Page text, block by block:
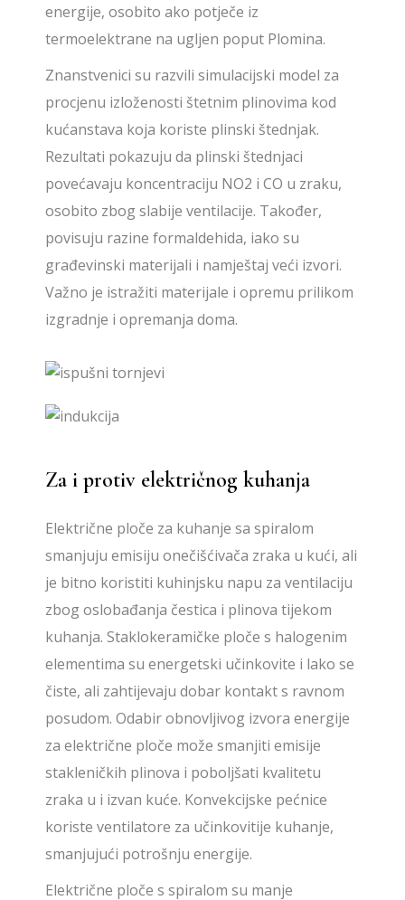
energije, osobito ako potječe iz
termoelektrane na ugljen poput Plomina.
Znanstvenici su razvili simulacijski model za
procjenu izloženosti štetnim plinovima kod
kućanstava koja koriste plinski štednjak.
Rezultati pokazuju da plinski štednjaci
povećavaju koncentraciju NO2 i CO u zraku,
osobito zbog slabije ventilacije. Također,
povisuju razine formaldehida, iako su
građevinski materijali i namještaj veći izvori.
Važno je istražiti materijale i opremu prilikom
izgradnje i opremanja doma.
Za i protiv električnog kuhanja
Električne ploče za kuhanje sa spiralom
smanjuju emisiju onečišćivača zraka u kući, ali
je bitno koristiti kuhinjsku napu za ventilaciju
zbog oslobađanja čestica i plinova tijekom
kuhanja. Staklokeramičke ploče s halogenim
elementima su energetski učinkovite i lako se
čiste, ali zahtijevaju dobar kontakt s ravnom
posudom. Odabir obnovljivog izvora energije
za električne ploče može smanjiti emisije
stakleničkih plinova i poboljšati kvalitetu
zraka u i izvan kuće. Konvekcijske pećnice
koriste ventilatore za učinkovitije kuhanje,
smanjujući potrošnju energije.
Električne ploče s spiralom su manje